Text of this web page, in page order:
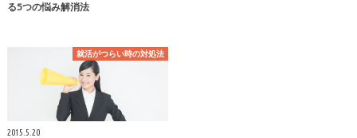
る5つの悩み解消法
就活がつらい時の対処法
2015.5.20